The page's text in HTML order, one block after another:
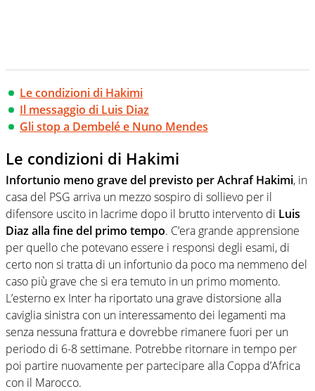
Le condizioni di Hakimi
Il messaggio di Luis Diaz
Gli stop a Dembelé e Nuno Mendes
Le condizioni di Hakimi
Infortunio meno grave del previsto per Achraf Hakimi, in
casa del PSG arriva un mezzo sospiro di sollievo per il
difensore uscito in lacrime dopo il brutto intervento di Luis
Diaz alla fine del primo tempo. C’era grande apprensione
per quello che potevano essere i responsi degli esami, di
certo non si tratta di un infortunio da poco ma nemmeno del
caso più grave che si era temuto in un primo momento.
L’esterno ex Inter ha riportato una grave distorsione alla
caviglia sinistra con un interessamento dei legamenti ma
senza nessuna frattura e dovrebbe rimanere fuori per un
periodo di 6-8 settimane. Potrebbe ritornare in tempo per
poi partire nuovamente per partecipare alla Coppa d’Africa
con il Marocco.